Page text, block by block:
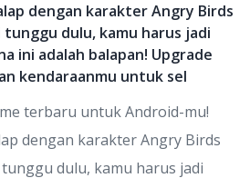
dengan karakter Angry Birds
tunggu dulu, kamu harus jadi
ini adalah balapan! Upgrade
kendaraanmu untuk sel
terbaru untuk Android-mu!
dengan karakter Angry Birds
dulu, kamu harus jadi